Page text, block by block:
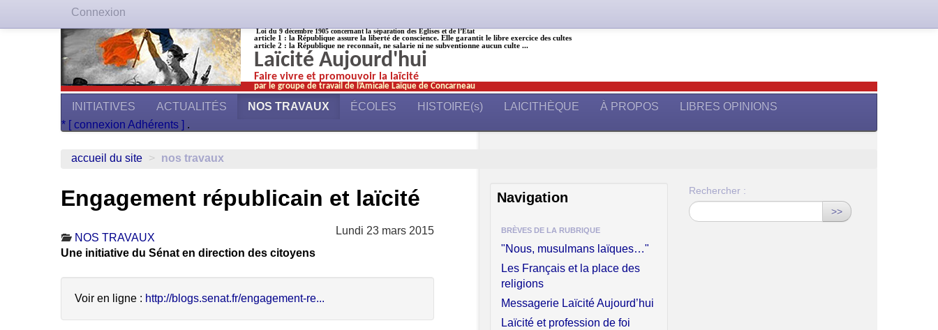
Loi du 9 décembre 1905 concernant la séparation des Églises et de l’État
article 1 : la République assure la liberté de conscience. Elle garantit le libre exercice des cultes
article 2 : la République ne reconnaît, ne salarie ni ne subventionne aucun culte ...
Laïcité Aujourd'hui
Faire vivre et promouvoir la laïcité
par le groupe de travail de l’Amicale Laïque de Concarneau
INITIATIVES ACTUALITÉS NOS TRAVAUX ÉCOLES HISTOIRE(s) LAICITHÈQUE À PROPOS
LIBRES OPINIONS
* [ connexion Adhérents ] .
accueil du site > nos travaux
Engagement républicain et laïcité
Lundi 23 mars 2015
NOS TRAVAUX
Une initiative du Sénat en direction des citoyens
Voir en ligne : http://blogs.senat.fr/engagement-re...
Navigation
BRÈVES DE LA RUBRIQUE
"Nous, musulmans laïques…"
Les Français et la place des
religions
Messagerie Laïcité Aujourd’hui
Laïcité et profession de foi
Rechercher :
>>
Connexion